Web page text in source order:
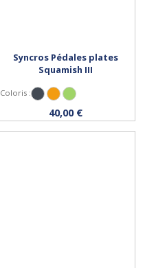
Personnaliser
Syncros Pédales plates
Squamish III
Coloris : Noir Orange Vert
40,00 €